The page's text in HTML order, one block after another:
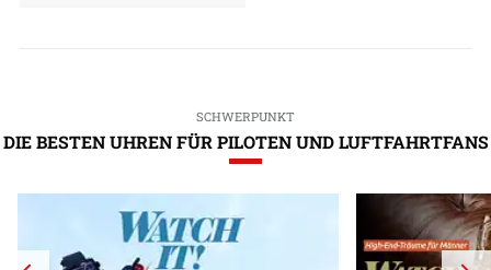
SCHWERPUNKT
DIE BESTEN UHREN FÜR PILOTEN UND LUFTFAHRTFANS